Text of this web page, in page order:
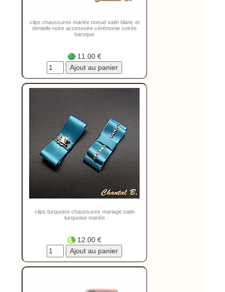
clips chaussures mariée noeud satin blanc et
dentelle noire accessoire cérémonie soirée
baroque
11.00 €
clips turquoise chaussures mariage satin
turquoise mariée
12.00 €